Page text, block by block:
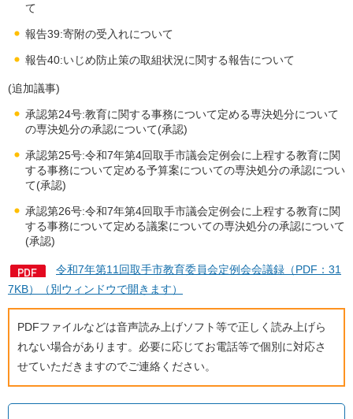
て
報告39:寄附の受入れについて
報告40:いじめ防止策の取組状況に関する報告について
(追加議事)
承認第24号:教育に関する事務について定める専決処分について
の専決処分の承認について(承認)
承認第25号:令和7年第4回取手市議会定例会に上程する教育に関
する事務について定める予算案についての専決処分の承認につい
て(承認)
承認第26号:令和7年第4回取手市議会定例会に上程する教育に関
する事務について定める議案についての専決処分の承認について
(承認)
令和7年第11回取手市教育委員会定例会会議録（PDF：31
7KB）（別ウィンドウで開きます）
PDFファイルなどは音声読み上げソフト等で正しく読み上げら
れない場合があります。必要に応じてお電話等で個別に対応さ
せていただきますのでご連絡ください。